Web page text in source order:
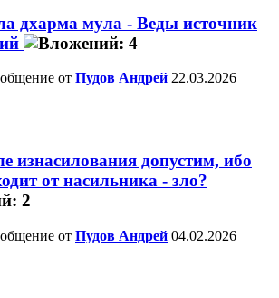
дхарма мула - Веды источник
от Пудов Андрей 22.03.2026
изнасилования допустим, ибо
от насильника - зло?
от Пудов Андрей 04.02.2026